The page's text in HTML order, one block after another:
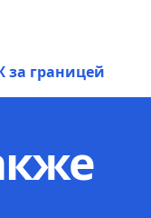
за границей